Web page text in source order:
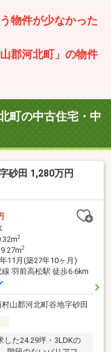
物件が少なかった
郡河北町」の物件
町の中古住宅・中
砂田 1,280万円
2
2
11月(築27年10ヶ月)
線 羽前高松駅 徒歩6.6km
山郡河北町谷地字砂田
た24.29坪・3LDKの